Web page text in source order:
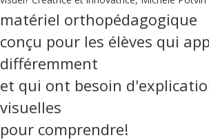
matériel orthopédagogique
conçu pour les élèves qui
différemment
et qui ont besoin
visuelles
pour comprendre!